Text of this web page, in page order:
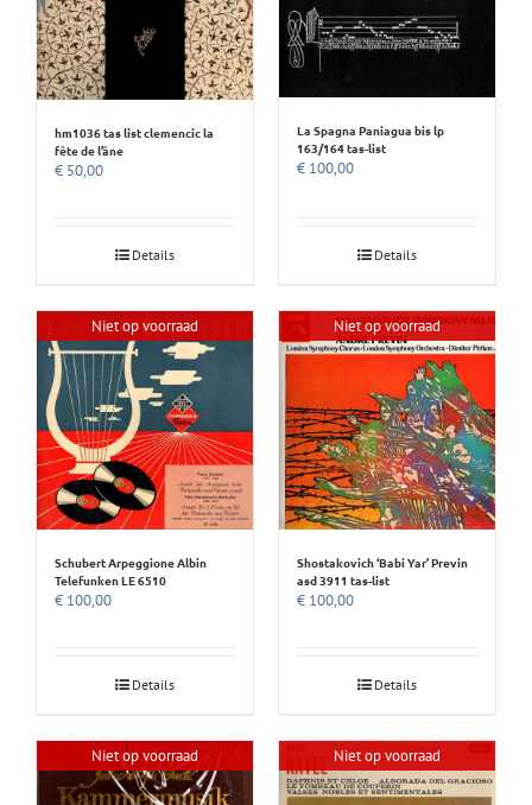
hm1036 tas list clemencic la
fête de l’âne
€ 50,00
Details
La Spagna Paniagua bis lp
163/164 tas-list
€ 100,00
Details
Niet op voorraad
Schubert Arpeggione Albin
Telefunken LE 6510
€ 100,00
Details
Niet op voorraad
Shostakovich ‘Babi Yar’ Previn
asd 3911 tas-list
€ 100,00
Details
Niet op voorraad Niet op voorraad